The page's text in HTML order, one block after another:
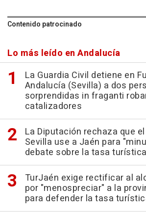
Contenido patrocinado
Lo más leído en Andalucía
La Guardia Civil detiene en
Andalucía (Sevilla) a dos
sorprendidas in fraganti
catalizadores
La Diputación rechaza que
Sevilla use a Jaén para
debate sobre la tasa turística
TurJaén exige rectificar al
por "menospreciar" a la
para defender la tasa